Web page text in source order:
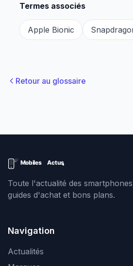
Termes associés
Apple Bionic
Retour au glossaire
Toute l'actualité des
guides d'achat et bons plans.
Navigation
Actualités